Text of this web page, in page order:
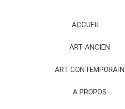
ACCUEIL
ART ANCIEN
ART CONTEMPORAIN
A PROPOS